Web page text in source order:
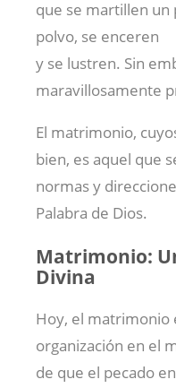
que se martillen un
polvo, se enceren
y se lustren. Sin
maravillosamente
El matrimonio,
bien, es aquel que
normas y
Palabra de Dios.
Matrimonio:
Divina
Hoy, el matrimonio
organización en el
de que el pecado